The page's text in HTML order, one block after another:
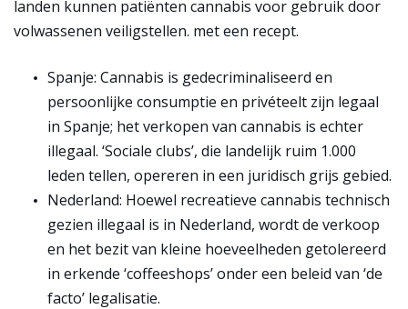
landen kunnen patiënten cannabis voor gebruik door
volwassenen veiligstellen. met een recept.
Spanje: Cannabis is gedecriminaliseerd en
persoonlijke consumptie en privéteelt zijn legaal
in Spanje; het verkopen van cannabis is echter
illegaal. ‘Sociale clubs’, die landelijk ruim 1.000
leden tellen, opereren in een juridisch grijs gebied.
Nederland: Hoewel recreatieve cannabis technisch
gezien illegaal is in Nederland, wordt de verkoop
en het bezit van kleine hoeveelheden getolereerd
in erkende ‘coffeeshops’ onder een beleid van ‘de
facto’ legalisatie.